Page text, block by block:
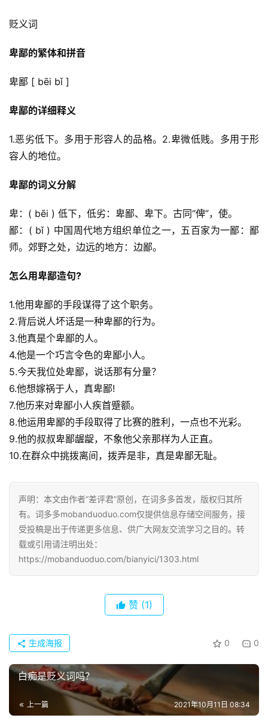
贬义词
卑鄙的繁体和拼音
卑鄙 [ bēi bǐ ]
卑鄙的详细释义
1.恶劣低下。多用于形容人的品格。2.卑微低贱。多用于形
容人的地位。
卑鄙的词义分解
卑：( bēi ) 低下，低劣：卑鄙、卑下。古同“俾”，使。
鄙：( bǐ ) 中国周代地方组织单位之一，五百家为一鄙：鄙
师。郊野之处，边远的地方：边鄙。
怎么用卑鄙造句?
1.他用卑鄙的手段谋得了这个职务。
2.背后说人坏话是一种卑鄙的行为。
3.他真是个卑鄙的人。
4.他是一个巧言令色的卑鄙小人。
5.今天我位处卑鄙，说话那有分量？
6.他想嫁祸于人，真卑鄙!
7.他历来对卑鄙小人疾首蹙额。
8.他运用卑鄙的手段取得了比赛的胜利，一点也不光彩。
9.他的叔叔卑鄙龌龊，不象他父亲那样为人正直。
10.在群众中挑拨离间，拨弄是非，真是卑鄙无耻。
声明：本文由作者“差评君”原创，在词多多首发，版权归其所
有。词多多mobanduoduo.com仅提供信息存储空间服务，接
受投稿是出于传递更多信息、供广大网友交流学习之目的。转
载或引用请注明出处：
https://mobanduoduo.com/bianyici/1303.html
赞 (1)
0 0
生成海报
白痴是贬义词吗？
上一篇 2021年10月11日 08:34